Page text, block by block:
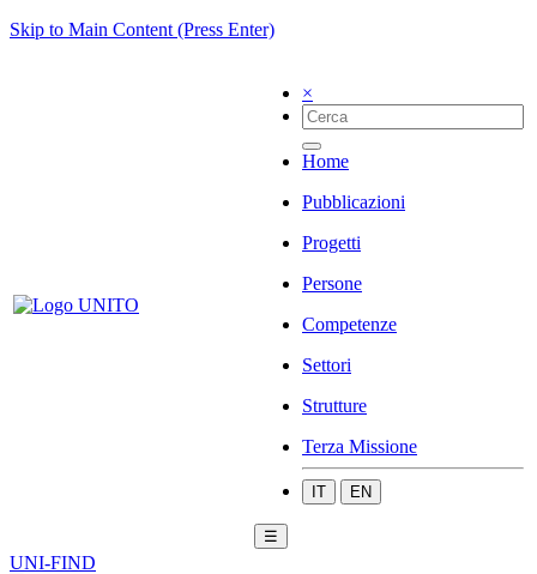
Skip to Main Content (Press Enter)
×
Home
Pubblicazioni
Progetti
Persone
Competenze
Settori
Strutture
Terza Missione
IT EN
☰
UNI-FIND